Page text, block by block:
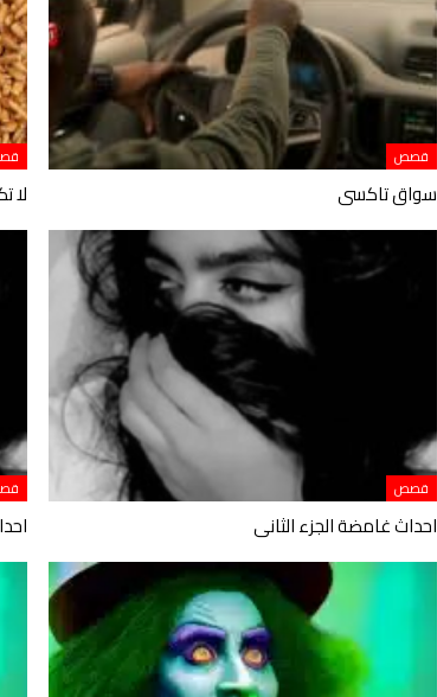
قصص
سواق تاكسى لا
قصص
احداث غامضة الجزء الثانى